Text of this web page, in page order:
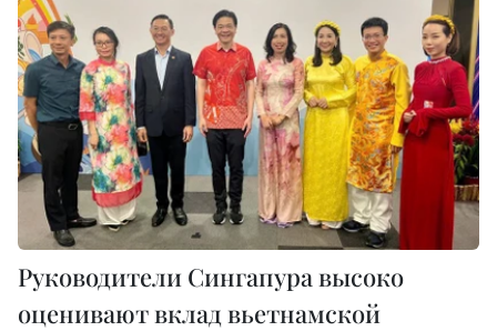
Руководители Сингапура высоко
оценивают вклад вьетнамской